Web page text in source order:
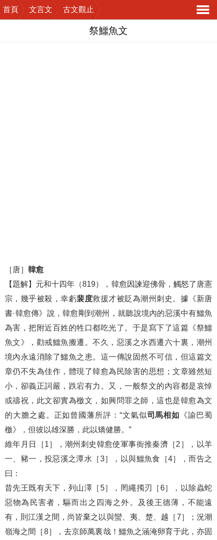
首頁 文言文
古文觀止
導
祭鱷魚文
［唐］ 韓愈
【題解】元和十四年（819），韓愈因諫迎佛骨，觸怒了唐憲
宗，幾乎被殺，幸虧裴度救援才被貶為潮州刺史。據《新唐
書·韓愈傳》說，韓愈剛到潮州，就聽說境內的惡溪中有鱷魚
為害，把附近百姓的牲口都吃光了。于是寫下了這篇《祭鱷
魚文》，勸戒鱷魚搬遷。不久，惡溪之水西遷六十裏，潮州
境內永遠消除了鱷魚之患。這一傳說固然不可信，但這篇文
章仍不失為佳作，體現了韓愈為民除害的思想；文章雖然短
小，卻義正詞嚴，跌宕有力。又，一般祭文的內容都是哀悼
或禱祝，此文卻實為檄文，如興問罪之師，這也是韓愈為文
的大膽之處。正如曾國藩所評：“文氣似司馬相如
《諭巴蜀
檄》，但彼以雄深勝，此以矯健勝。”
維年月日［1］，潮州刺史韓愈使軍事衙推秦濟［2］，以羊
一、豬一，投惡溪之潭水［3］，以與鱷魚食［4］，而告之
曰：
昔先王既有天下，列山澤［5］，罔繩擉刃［6］，以除蟲蛇
惡物為民害者，驅而出之四海之外。及後王德薄，不能遠
有，則江漢之間，尚皆棄之以與蠻、夷、楚、越［7］；況潮
嶺海之間［8］，去京師萬裏哉！鱷魚之涵淹卵育于此，亦固